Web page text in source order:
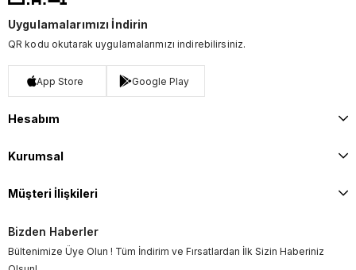
Uygulamalarımızı İndirin
QR kodu okutarak uygulamalarımızı indirebilirsiniz.
App Store Google Play
Hesabım
Kurumsal
Müşteri İlişkileri
Bizden Haberler
Bültenimize Üye Olun ! Tüm İndirim ve Fırsatlardan İlk Sizin Haberiniz